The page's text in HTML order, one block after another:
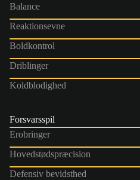
Balance
Reaktionsevne
Boldkontrol
Driblinger
Koldblodighed
Forsvarsspil
Erobringer
Hovedstødspræcision
Defensiv bevidsthed